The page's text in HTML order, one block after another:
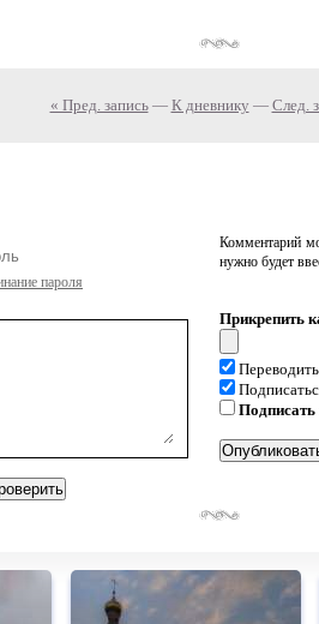
« Пред. запись— К дневнику — След.
пароля
Комментарий
нужно будет
Прикрепить
Подписать